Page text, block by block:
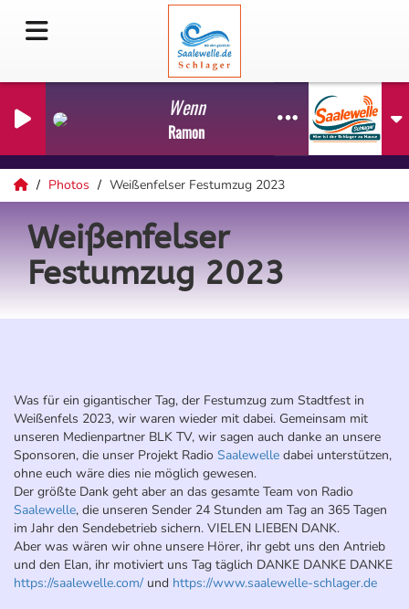
Wenn ein Schiff vorüberfährt
Ramon Roselly
Photos Weißenfelser Festumzug 2023
Weißenfelser
Festumzug 2023
Was für ein gigantischer Tag, der Festumzug zum Stadtfest in
Weißenfels 2023, wir waren wieder mit dabei. Gemeinsam mit
unseren Medienpartner BLK TV, wir sagen auch danke an unsere
Sponsoren, die unser Projekt Radio Saalewelle dabei unterstützen,
ohne euch wäre dies nie möglich gewesen.
Der größte Dank geht aber an das gesamte Team von Radio
Saalewelle, die unseren Sender 24 Stunden am Tag an 365 Tagen
im Jahr den Sendebetrieb sichern. VIELEN LIEBEN DANK.
Aber was wären wir ohne unsere Hörer, ihr gebt uns den Antrieb
und den Elan, ihr motiviert uns Tag täglich DANKE DANKE DANKE
https://saalewelle.com/ und https://www.saalewelle-schlager.de